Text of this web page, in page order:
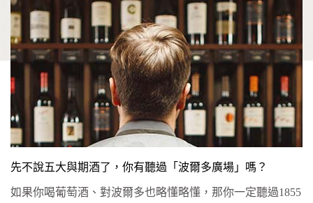
先不說五大與期酒了，你有聽過「波爾多廣場」嗎？
如果你喝葡萄酒、對波爾多也略懂略懂，那你一定聽過1855